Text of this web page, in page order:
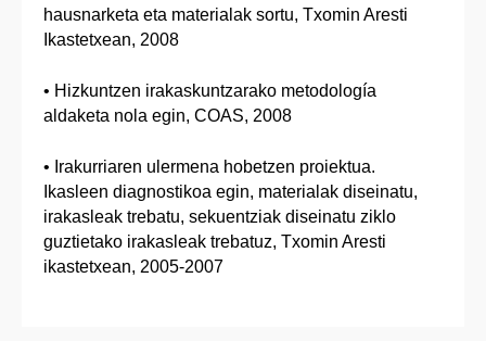
hausnarketa eta materialak sortu, Txomin Aresti
Ikastetxean, 2008
• Hizkuntzen irakaskuntzarako metodología
aldaketa nola egin, COAS, 2008
• Irakurriaren ulermena hobetzen proiektua.
Ikasleen diagnostikoa egin, materialak diseinatu,
irakasleak trebatu, sekuentziak diseinatu ziklo
guztietako irakasleak trebatuz, Txomin Aresti
ikastetxean, 2005-2007